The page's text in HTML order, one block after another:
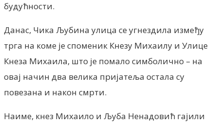
будућности.
Данас, Чика Љубина улица се угнездила између
трга на коме је споменик Кнезу Михаилу и Улице
Кнеза Михаила, што је помало симболично – на
овај начин два велика пријатеља остала су
повезана и након смрти.
Наиме, кнез Михаило и Љуба Ненадовић гајили